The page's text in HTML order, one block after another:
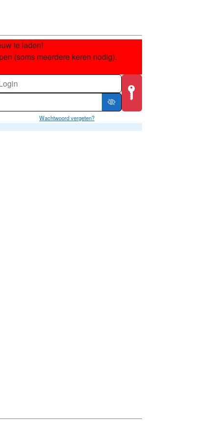
te laden!
(soms meerdere keren nodig).
Wachtwoord vergeten?